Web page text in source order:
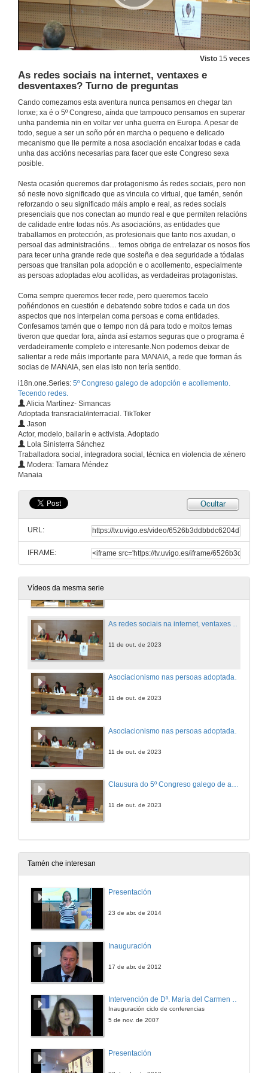
Visto 15 veces
As redes sociais na internet, ventaxes e
desventaxes? Turno de preguntas
Cando comezamos esta aventura nunca pensamos en chegar tan
lonxe; xa é o 5º Congreso, aínda que tampouco pensamos en superar
unha pandemia nin en voltar ver unha guerra en Europa. A pesar de
todo, segue a ser un soño pór en marcha o pequeno e delicado
mecanismo que lle permite a nosa asociación encaixar todas e cada
unha das accións necesarias para facer que este Congreso sexa
posible.
Nesta ocasión queremos dar protagonismo ás redes sociais, pero non
só neste novo significado que as vincula co virtual, que tamén, senón
reforzando o seu significado máis amplo e real, as redes sociais
presenciais que nos conectan ao mundo real e que permiten relacións
de calidade entre todas nós. As asociacións, as entidades que
traballamos en protección, as profesionais que tanto nos axudan, o
persoal das administracións… temos obriga de entrelazar os nosos fíos
para tecer unha grande rede que sosteña e dea seguridade a tódalas
persoas que transitan pola adopción e o acollemento, especialmente
as persoas adoptadas e/ou acollidas, as verdadeiras protagonistas.
Coma sempre queremos tecer rede, pero queremos facelo
poñéndonos en cuestión e debatendo sobre todos e cada un dos
aspectos que nos interpelan coma persoas e coma entidades.
Confesamos tamén que o tempo non dá para todo e moitos temas
tiveron que quedar fora, aínda así estamos seguras que o programa é
verdadeiramente completo e interesante.Non podemos deixar de
salientar a rede máis importante para MANAIA, a rede que forman ás
socias de MANAIA, sen elas isto non tería sentido.
i18n.one.Series: 5º Congreso galego de adopción e acollemento.
Tecendo redes.
Alicia Martínez- Simancas
Adoptada transracial/interracial. TikToker
Jason
Actor, modelo, bailarín e activista. Adoptado
Lola Sinisterra Sánchez
Traballadora social, integradora social, técnica en violencia de xénero
Modera: Tamara Méndez
Manaia
Ocultar
URL:
IFRAME:
Vídeos da mesma serie
Madeira de eucalipto queimada
Cando a cegoña equivócase
11 de out. de 2023
Por qué contalo? Turno de Preguntas
Recoñecerse a un mesmo
11 de out. de 2023
Recoñecerse a un mesmo. Turno de preguntas
11 de out. de 2023
30 de set. de 2023
Cómo Internet e o uso dos test de ADN cambiaron as procuras de orixes. Experiencia persoal
11 de out. de 2023
11 de out. de 2023
11 de out. de 2023
Asociacionismo nas persoas adoptadas e acollidas, por e para qué?
11 de out. de 2023
11 de out. de 2023
Clausura do 5º Congreso galego de adopción e acollemento
11 de out. de 2023
Tamén che interesan
Presentación
23 de abr. de 2014
Inauguración
17 de abr. de 2012
Intervención de Dª. María del Carmen Cabeza
Inauguración ciclo de conferencias
5 de nov. de 2007
Presentación